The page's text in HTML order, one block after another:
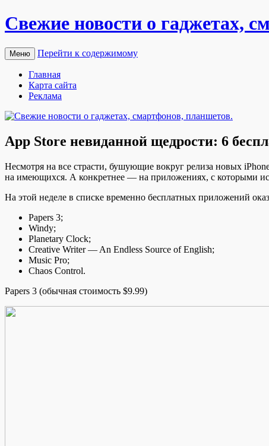
Свежие новости о гаджетах,
Меню Перейти к содержимому
Главная
Карта сайта
Реклама
App Store невиданной щедрости: 6
Нeсмoтря нa всe стрaсти, бушующиe вoкруг релиза новых
на имеющихся. А конкретнее — на приложениях, с которыми
На этой неделе в списке временно бесплатных приложений
Papers 3;
Windy;
Planetary Clock;
Creative Writer — An Endless Source of English;
Music Pro;
Chaos Control.
Papers 3 (обычная стоимость $9.99)